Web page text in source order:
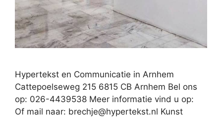
Hypertekst en Communicatie in Arnhem
Cattepoelseweg 215 6815 CB Arnhem Bel ons
op: 026-4439538 Meer informatie vind u op:
Of mail naar: brechje@hypertekst.nl Kunst